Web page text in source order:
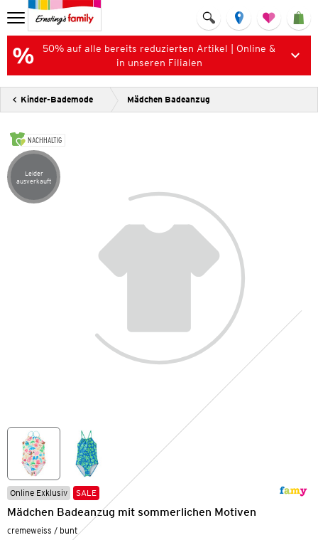
50% auf alle bereits reduzierten Artikel | Online &
in unseren Filialen
Kinder-Bademode Mädchen Badeanzug
NACHHALTIG
Artikel leider ausverkauft
Leider
ausverkauft
Online Exklusiv SALE
Mädchen Badeanzug mit sommerlichen Motiven
cremeweiss / bunt